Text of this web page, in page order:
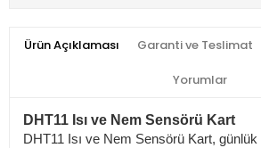
Ürün Açıklaması Garanti ve Teslimat
Yorumlar
DHT11 Isı ve Nem Sensörü Kart
DHT11 Isı ve Nem Sensörü Kart,